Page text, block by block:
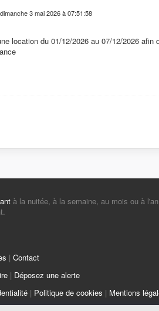
3 mai 2026 à 07:51:58
location du 01/12/2026 au 07/12/2026 afin
à la nuitée, à la semaine, au mois ou à
| Contact
| Déposez une alerte
| Politique de cookies | Mentions